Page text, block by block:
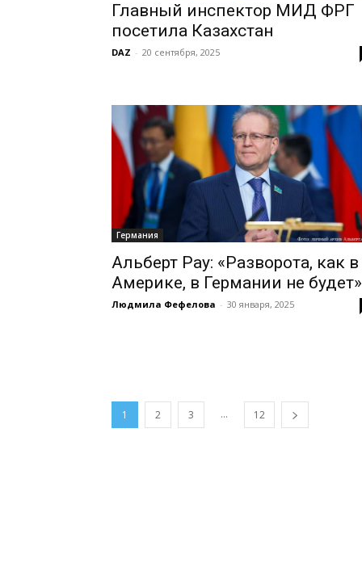
Главный инспектор МИД ФРГ
посетила Казахстан
DAZ - 20 сентября, 2025
Германия
Альберт Рау: «Разворота, как в
Америке, в Германии не будет»
Людмила Фефелова - 30 января, 2025
1 2 3 ... 12